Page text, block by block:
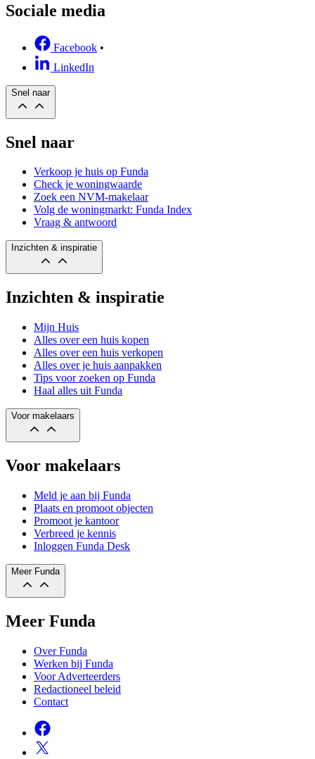
Sociale media
Facebook •
LinkedIn
Snel naar
Snel naar
Verkoop je huis op Funda
Check je woningwaarde
Zoek een NVM-makelaar
Volg de woningmarkt: Funda Index
Vraag & antwoord
Inzichten & inspiratie
Inzichten & inspiratie
Mijn Huis
Alles over een huis kopen
Alles over een huis verkopen
Alles over je huis aanpakken
Tips voor zoeken op Funda
Haal alles uit Funda
Voor makelaars
Voor makelaars
Meld je aan bij Funda
Plaats en promoot objecten
Promoot je kantoor
Verbreed je kennis
Inloggen Funda Desk
Meer Funda
Meer Funda
Over Funda
Werken bij Funda
Voor Adverteerders
Redactioneel beleid
Contact